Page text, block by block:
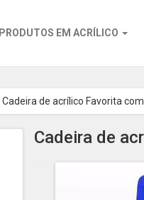
PRODUTOS EM ACRÍLICO
Cadeira de acrílico Favorita
Cadeira de